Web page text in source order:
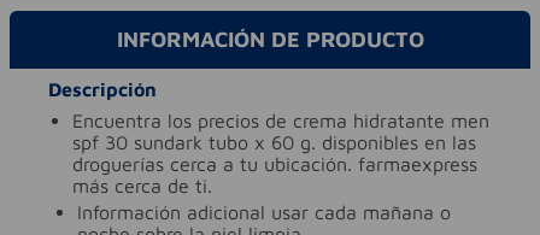
INFORMACIÓN DE PRODUCTO
Descripción
encuentra los precios de crema hidratante men
spf 30 sundark tubo x 60 g. disponibles en las
droguerías cerca a tu ubicación. farmaexpress
más cerca de ti.
información adicional usar cada mañana o